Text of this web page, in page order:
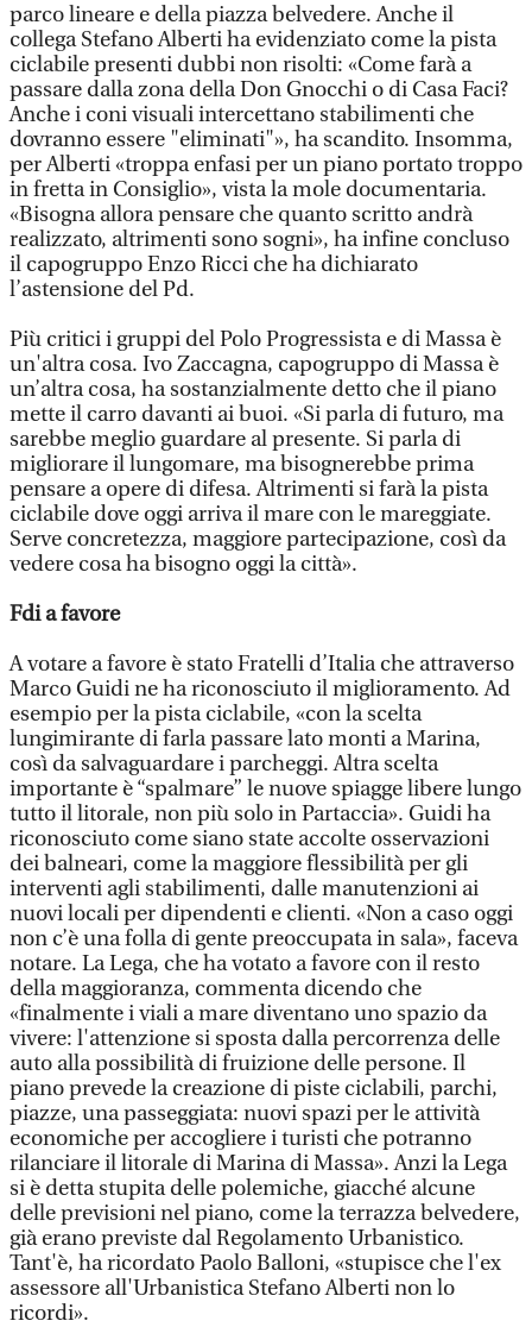
parco lineare e della piazza belvedere. Anche il
collega Stefano Alberti ha evidenziato come la pista
ciclabile presenti dubbi non risolti: «Come farà a
passare dalla zona della Don Gnocchi o di Casa Faci?
Anche i coni visuali intercettano stabilimenti che
dovranno essere "eliminati"», ha scandito. Insomma,
per Alberti «troppa enfasi per un piano portato troppo
in fretta in Consiglio», vista la mole documentaria.
«Bisogna allora pensare che quanto scritto andrà
realizzato, altrimenti sono sogni», ha infine concluso
il capogruppo Enzo Ricci che ha dichiarato
l’astensione del Pd.
Più critici i gruppi del Polo Progressista e di Massa è
un'altra cosa. Ivo Zaccagna, capogruppo di Massa è
un’altra cosa, ha sostanzialmente detto che il piano
mette il carro davanti ai buoi. «Si parla di futuro, ma
sarebbe meglio guardare al presente. Si parla di
migliorare il lungomare, ma bisognerebbe prima
pensare a opere di difesa. Altrimenti si farà la pista
ciclabile dove oggi arriva il mare con le mareggiate.
Serve concretezza, maggiore partecipazione, così da
vedere cosa ha bisogno oggi la città».
Fdi a favore
A votare a favore è stato Fratelli d’Italia che attraverso
Marco Guidi ne ha riconosciuto il miglioramento. Ad
esempio per la pista ciclabile, «con la scelta
lungimirante di farla passare lato monti a Marina,
così da salvaguardare i parcheggi. Altra scelta
importante è “spalmare” le nuove spiagge libere lungo
tutto il litorale, non più solo in Partaccia». Guidi ha
riconosciuto come siano state accolte osservazioni
dei balneari, come la maggiore flessibilità per gli
interventi agli stabilimenti, dalle manutenzioni ai
nuovi locali per dipendenti e clienti. «Non a caso oggi
non c’è una folla di gente preoccupata in sala», faceva
notare. La Lega, che ha votato a favore con il resto
della maggioranza, commenta dicendo che
«finalmente i viali a mare diventano uno spazio da
vivere: l'attenzione si sposta dalla percorrenza delle
auto alla possibilità di fruizione delle persone. Il
piano prevede la creazione di piste ciclabili, parchi,
piazze, una passeggiata: nuovi spazi per le attività
economiche per accogliere i turisti che potranno
rilanciare il litorale di Marina di Massa». Anzi la Lega
si è detta stupita delle polemiche, giacché alcune
delle previsioni nel piano, come la terrazza belvedere,
già erano previste dal Regolamento Urbanistico.
Tant'è, ha ricordato Paolo Balloni, «stupisce che l'ex
assessore all'Urbanistica Stefano Alberti non lo
ricordi».